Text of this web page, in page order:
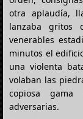
otra aplaudía,
lanzaba gritos
venerables
minutos el
una violenta
volaban las
copiosa
adversarias.